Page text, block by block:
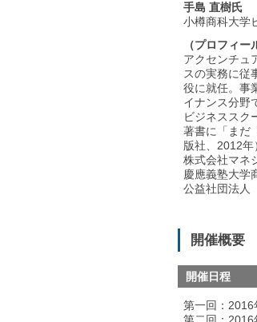
手島 直樹氏
小樽商科大学
（プロフィー
アクセンチュ
スの実務に従
役に就任。事
イナンス分野
ビジネススク
著書に「まだ
版社、2012年
株式会社マネ
慶應義塾大学
公益社団法人
開催概要
開催日程
第一回：2016